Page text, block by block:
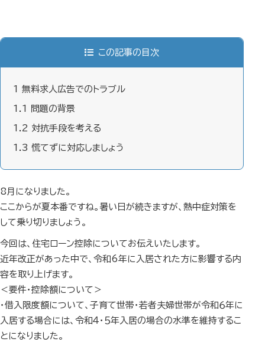
この記事の目次
1 無料求人広告でのトラブル
1.1 問題の背景
1.2 対抗手段を考える
1.3 慌てずに対応しましょう
8月になりました。
ここからが夏本番ですね。暑い日が続きますが、熱中症対策を
して乗り切りましょう。
今回は、住宅ローン控除についてお伝えいたします。
近年改正があった中で、令和6年に入居された方に影響する内
容を取り上げます。
＜要件・控除額について＞
・借入限度額について、子育て世帯・若者夫婦世帯が令和６年に
入居する場合には、令和４・５年入居の場合の水準を維持するこ
とになりました。